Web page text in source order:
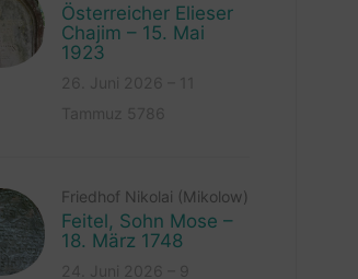
Österreicher Elieser
Chajim – 15. Mai
1923
Friedhof Nikolai (Mikolow)
Feitel, Sohn Mose –
18. März 1748